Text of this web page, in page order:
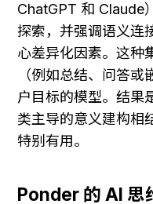
ChatGPT 和 Claude
探索，并强调语义连
心差异化因素。这种
（例如总结、问答
户目标的模型。结果
类主导的意义建构相
特别有用。
Ponder 的 AI 思